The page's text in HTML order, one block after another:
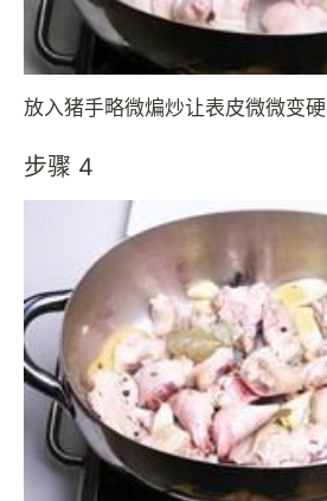
放入猪手略微煸炒让表皮微微变硬
步骤 4